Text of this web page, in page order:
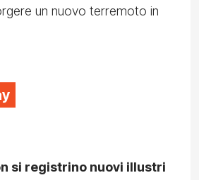
un nuovo terremoto in
si registrino nuovi illustri